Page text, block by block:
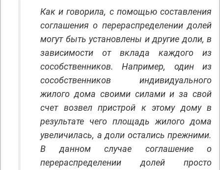
Как и говорила, с помощью составления
соглашения о перераспределении долей
могут быть установлены и другие доли, в
зависимости от вклада каждого из
сособственников. Например, один из
сособственников индивидуального
жилого дома своими силами и за свой
счет возвел пристрой к этому дому в
результате чего площадь жилого дома
увеличилась, а доли остались прежними.
В данном случае соглашение о
перераспределении долей просто